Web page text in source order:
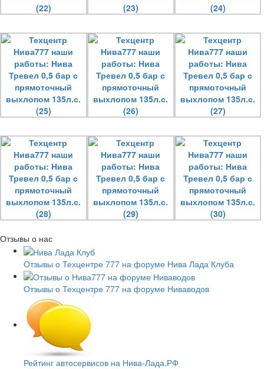
Отзывы о нас
Отзывы о Техцентре 777 на форуме Нива Лада Клуба
Отзывы о Техцентре 777 на форуме Ниваводов
Рейтинг автосервисов на Нива-Лада.РФ